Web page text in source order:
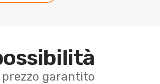
garantito